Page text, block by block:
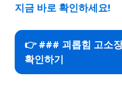
지금 바로 확인하세요!
👉 ### 괴롭힘 고소
확인하기